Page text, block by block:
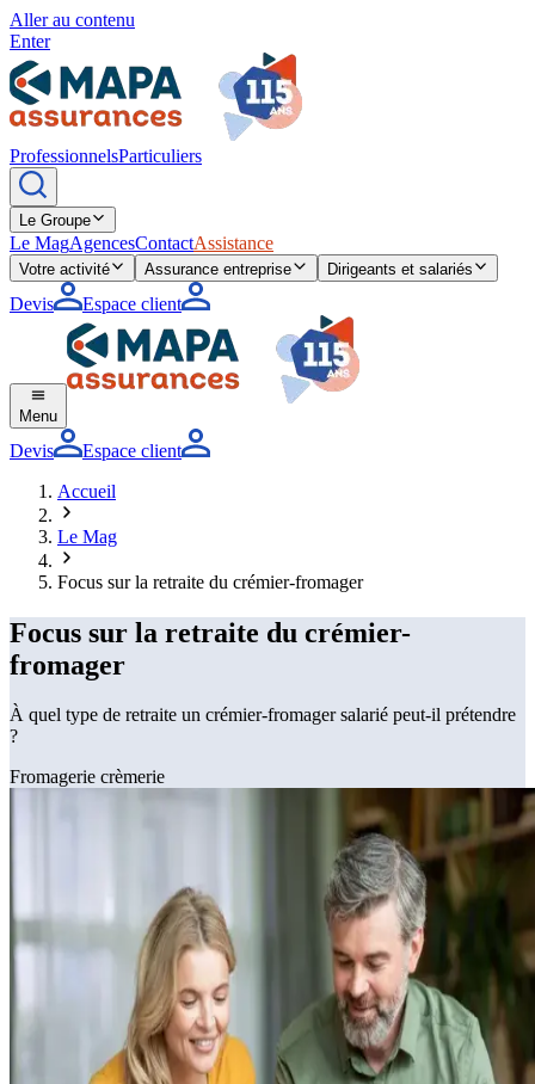
Aller au contenu
Enter
ProfessionnelsParticuliers
Le Groupe
Le MagAgencesContactAssistance
Votre activité Assurance entreprise Dirigeants et salariés
Devis Espace client
Menu
Devis
Espace client
Accueil
Le Mag
Focus sur la retraite du crémier-fromager
Focus sur la retraite du crémier-
fromager
À quel type de retraite un crémier-fromager salarié peut-il prétendre
?
Fromagerie crèmerie